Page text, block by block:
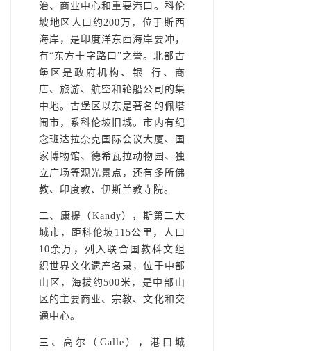
治、商业中心和重要港口。科伦
坡地区人口约200万，位于斯西
海岸，是印度洋东西海岸要冲，
有“东方十字路口”之誉。北部古
堡区是政府机构、银 行、商
店、旅游、航空和轮船公司的集
中地。古堡区以东是著名的佩塔
闹市，系科伦坡旧城。市内有纪
念班达拉奈克国际会议大厦、国
家博物馆、德希瓦拉动物园、独
立广场等观光景点，还有多所佛
教、印度教、伊斯兰教寺院。
二、康提（Kandy），斯第二大
城市，距科伦坡115公里，人口
10余万，列入联合国教科文组
织世界文化遗产名录，位于中部
山区，海拔约500米，是中部山
区的主要商业、宗教、文化和交
通中心。
三、高尔（Galle），港口城